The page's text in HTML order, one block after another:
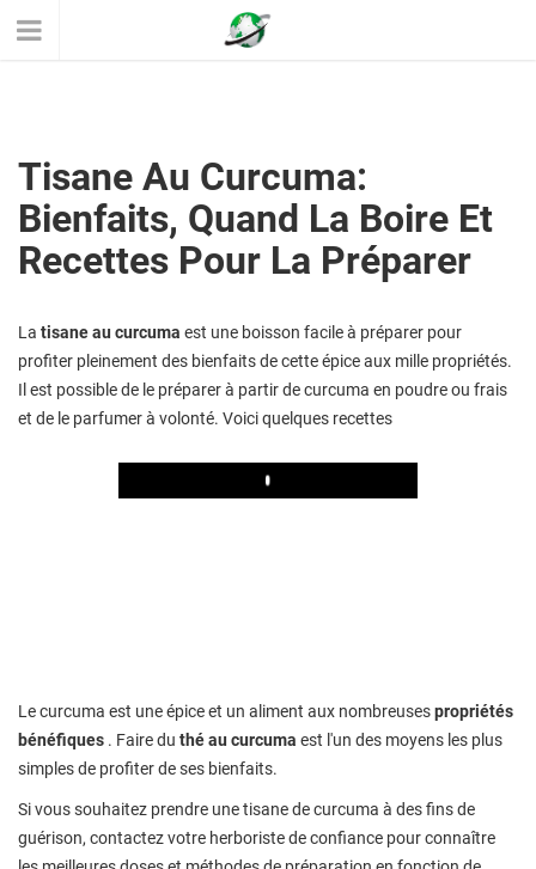
Tisane Au Curcuma:
Bienfaits, Quand La Boire Et
Recettes Pour La Préparer
La tisane au curcuma est une boisson facile à préparer pour
profiter pleinement des bienfaits de cette épice aux mille propriétés.
Il est possible de le préparer à partir de curcuma en poudre ou frais
et de le parfumer à volonté. Voici quelques recettes
Play
Le curcuma est une épice et un aliment aux nombreusespropriétés
bénéfiques . Faire du thé au curcuma est l'un des moyens les plus
simples de profiter de ses bienfaits.
Si vous souhaitez prendre une tisane de curcuma à des fins de
guérison, contactez votre herboriste de confiance pour connaître